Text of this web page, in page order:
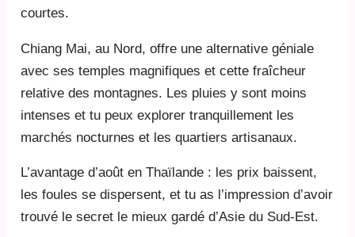
courtes.
Chiang Mai, au Nord, offre une alternative géniale
avec ses temples magnifiques et cette fraîcheur
relative des montagnes. Les pluies y sont moins
intenses et tu peux explorer tranquillement les
marchés nocturnes et les quartiers artisanaux.
L’avantage d’août en Thaïlande : les prix baissent,
les foules se dispersent, et tu as l’impression d’avoir
trouvé le secret le mieux gardé d’Asie du Sud-Est.